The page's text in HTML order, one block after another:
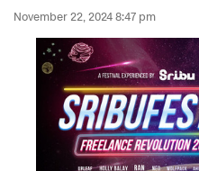
November 22, 2024 8:47 pm